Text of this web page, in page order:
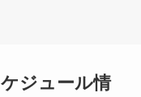
ジュール情